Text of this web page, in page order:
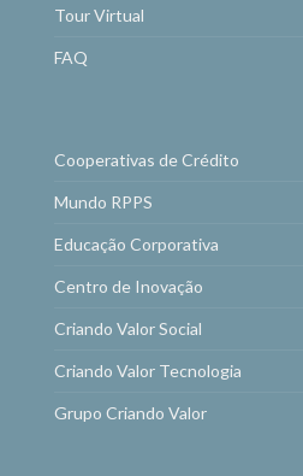
Tour Virtual
FAQ
Cooperativas de Crédito
Mundo RPPS
Educação Corporativa
Centro de Inovação
Criando Valor Social
Criando Valor Tecnologia
Grupo Criando Valor